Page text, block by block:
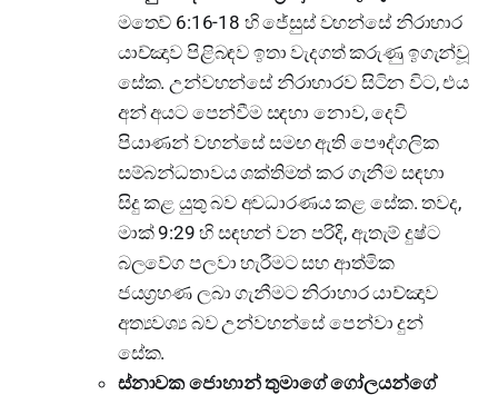
මතෙව් 6:16-18 හි ජේසුස් වහන්සේ නිරාහාර
යාච්ඤාව පිළිබඳව ඉතා වැදගත් කරුණු ඉගැන්වූ
සේක. උන්වහන්සේ නිරාහාරව සිටින විට, එය
අන් අයට පෙන්වීම සඳහා නොව, දෙවි
පියාණන් වහන්සේ සමඟ ඇති පෞද්ගලික
සම්බන්ධතාවය ශක්තිමත් කර ගැනීම සඳහා
සිදු කළ යුතු බව අවධාරණය කළ සේක. තවද,
මාක් 9:29 හි සඳහන් වන පරිදි, ඇතැම් දුෂ්ට
බලවේග පලවා හැරීමට සහ ආත්මික
ජයග්‍රහණ ලබා ගැනීමට නිරාහාර යාච්ඤාව
අත්‍යවශ්‍ය බව උන්වහන්සේ පෙන්වා දුන්
සේක.
ස්නාවක ජොහාන් තුමාගේ ගෝලයන්ගේ